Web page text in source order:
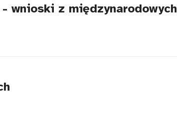
wnioski z międzynarodowych